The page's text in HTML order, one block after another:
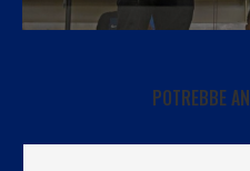
POTREBBE